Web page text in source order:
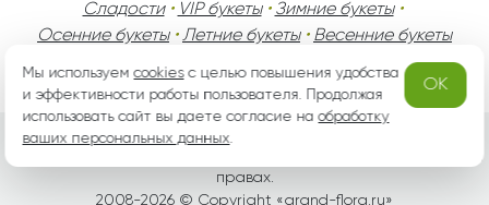
Сладости• VIP букеты• Зимние букеты•
Осенние букеты•Летние букеты• Весенние букеты
•
День Мужчин•Праздники!
правах.
2008-2026 © Copyright «grand-flora.ru»
Мы используемcookiesс целью повышения удобства
и эффективности работы пользователя. Продолжая
использовать сайт вы даете согласие наобработку
ваших персональных данных.
OK